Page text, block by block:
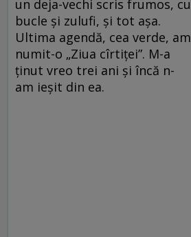
un deja-vechi scris frumos, cu
bucle și zulufi, şi tot aşa.
Ultima agendă, cea verde, am
numit-o „Ziua cîrtiței”. M-a
ținut vreo trei ani și încă n-
am ieșit din ea.